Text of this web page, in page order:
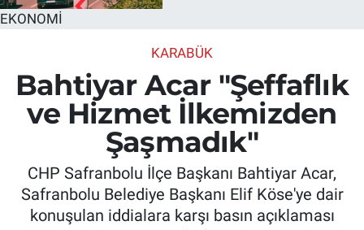
EKONOMİ
KARABÜK
Bahtiyar Acar "Şeffaflık
ve Hizmet İlkemizden
Şaşmadık"
CHP Safranbolu İlçe Başkanı Bahtiyar Acar,
Safranbolu Belediye Başkanı Elif Köse'ye dair
konuşulan iddialara karşı basın açıklaması